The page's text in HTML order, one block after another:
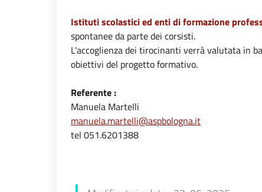
Istituti scolastici ed enti di formazione
spontanee da parte dei corsisti.
L'accoglienza dei tirocinanti verrà valutata in
obiettivi del progetto formativo.
Referente :
Manuela Martelli
manuela.martelli@aspbologna.it
tel 051.6201388